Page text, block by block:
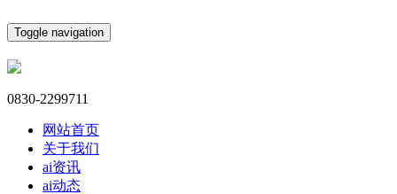
Toggle navigation
0830-2299711
网站首页
关于我们
ai资讯
ai动态